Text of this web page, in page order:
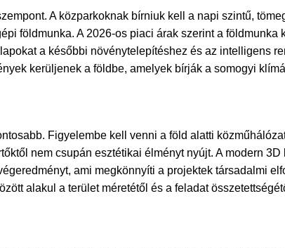
A közparkoknak bírniuk kell a napi szintű,
földmunka. A 2026-os piaci árak szerint a földmunka
a későbbi növénytelepítéshez és az intelligens
kerüljenek a földbe, amelyek bírják a somogyi
Figyelembe kell venni a föld alatti
nem csupán esztétikai élményt nyújt. A modern
ami megkönnyíti a projektek társadalmi
alakul a terület méretétől és a feladat